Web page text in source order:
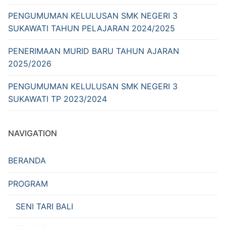
PENGUMUMAN KELULUSAN SMK NEGERI 3
SUKAWATI TAHUN PELAJARAN 2024/2025
PENERIMAAN MURID BARU TAHUN AJARAN
2025/2026
PENGUMUMAN KELULUSAN SMK NEGERI 3
SUKAWATI TP 2023/2024
NAVIGATION
BERANDA
PROGRAM
SENI TARI BALI